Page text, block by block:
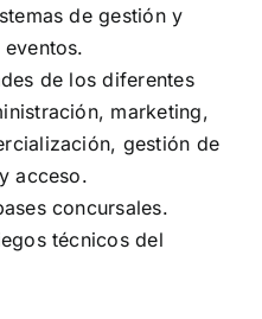
de gestión y
de los diferentes
marketing,
gestión de
acceso.
concursales.
técnicos del